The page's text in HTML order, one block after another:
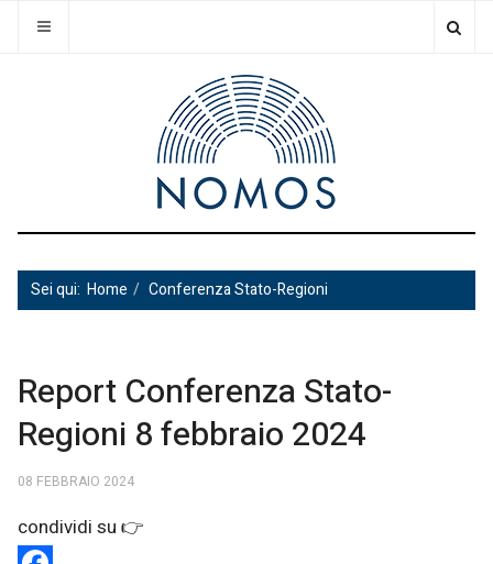
Sei qui: Home Conferenza Stato-Regioni
Report Conferenza Stato-
Regioni 8 febbraio 2024
08 FEBBRAIO 2024